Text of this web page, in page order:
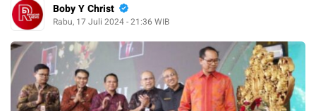
Boby Y Christ
Rabu, 17 Juli 2024 - 21:36 WIB